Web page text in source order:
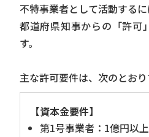
不特事業者として活動する
都道府県知事からの「許可
す。
主な許可要件は、次のとおり
【資本金要件】
第1号事業者：1億円以上